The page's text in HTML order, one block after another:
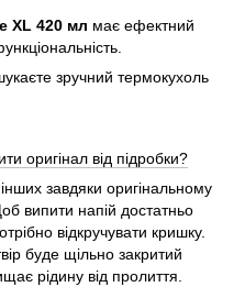
XL 420 мл має ефектний
зручний термокухоль
оригінал від підробки?
завдяки оригінальному
випити напій достатньо
відкручувати кришку.
буде щільно закритий
рідину від пролиття.